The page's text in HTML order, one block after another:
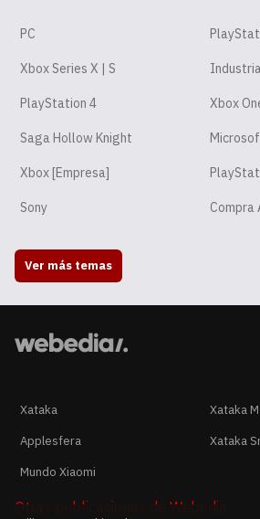
PC
Xbox Series X | S
PlayStation 4 Xbox
Saga Hollow Knight
Xbox [Empresa]
Sony Compra
Ver más temas
Xataka
Xataka
Applesfera
Xataka
Mundo Xiaomi
Otras publicaciones de Webedia